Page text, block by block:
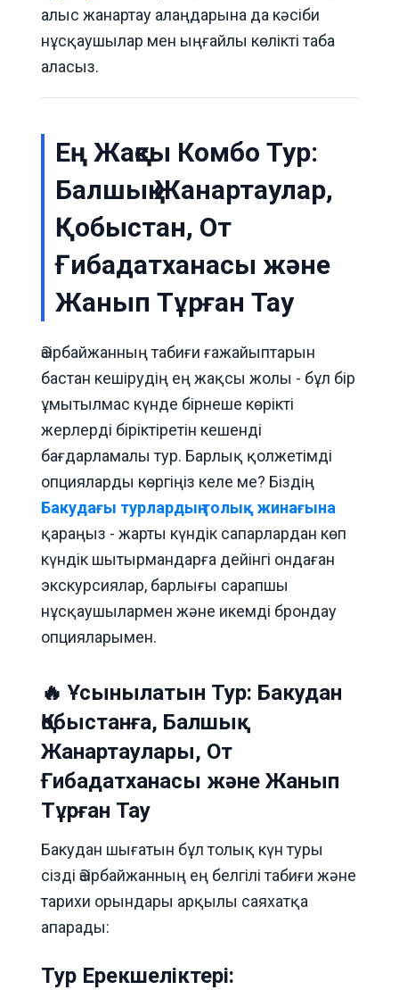
алыс жанартау алаңдарына да кәсіби
нұсқаушылар мен ыңғайлы көлікті таба
аласыз.
Ең Жақсы Комбо Тур:
Балшық Жанартаулар,
Қобыстан, От
Ғибадатханасы және
Жанып Тұрған Тау
Әзірбайжанның табиғи ғажайыптарын
бастан кешірудің ең жақсы жолы - бұл бір
ұмытылмас күнде бірнеше көрікті
жерлерді біріктіретін кешенді
бағдарламалы тур. Барлық қолжетімді
опцияларды көргіңіз келе ме? Біздің
Бакудағы турлардың толық жинағына
қараңыз - жарты күндік сапарлардан көп
күндік шытырмандарға дейінгі ондаған
экскурсиялар, барлығы сарапшы
нұсқаушылармен және икемді брондау
опцияларымен.
🔥 Ұсынылатын Тур: Бакудан
Қобыстанға, Балшық
Жанартаулары, От
Ғибадатханасы және Жанып
Тұрған Тау
Бакудан шығатын бұл толық күн туры
сізді Әзірбайжанның ең белгілі табиғи және
тарихи орындары арқылы саяхатқа
апарады:
Тур Ерекшеліктері: